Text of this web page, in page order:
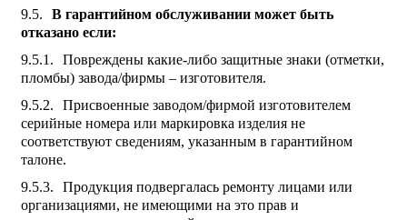
В гарантийном обслуживании может быть
отказано если:
Повреждены какие-либо защитные знаки (отметки,
пломбы) завода/фирмы – изготовителя.
Присвоенные заводом/фирмой изготовителем
серийные номера или маркировка изделия не
соответствуют сведениям, указанным в гарантийном
талоне.
Продукция подвергалась ремонту лицами или
организациями, не имеющими на это прав и